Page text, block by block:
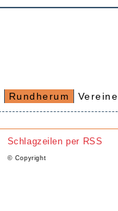
Rundherum Vereine
Schlagzeilen per RSS
© Copyright